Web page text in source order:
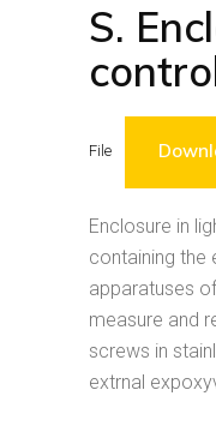
S.
File
Enclosure in
containing the
apparatuses
measure and
screws in
extrnal